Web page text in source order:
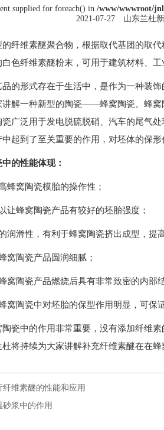
supplied for foreach() in /www/wwwroot/
2021-07-27 山东兰杜新
纤维素醚聚合物，根据取代基团的取
色纤维素醚粉末，可用于建筑材料、工
的形式存在于生活中，是作为一种装
解一种新型的陶瓷——蜂窝陶瓷。蜂
广泛用于发电脱硫脱硝、汽车的尾气
起到了至关重要的作用，对坯体的保形
的性能体现：
蜂窝陶瓷模胎的操作性；
让蜂窝陶瓷产品有较好的坯胎强度；
润滑性，有利于蜂窝陶瓷挤出成型，提
窝陶瓷产品圆润细腻；
窝陶瓷产品燃烧后具有非常致密的内部
窝陶瓷中对坯胎的保型作用明显，可保
瓷中的作用非常重要，没有添加纤维
将持续为大家讲解补充纤维素醚在在蜂
维素醚的性能和应用
浆中的作用